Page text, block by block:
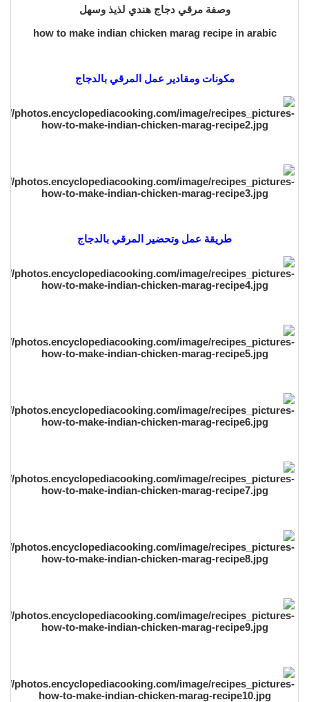
وصفة مرقي دجاج هندي لذيذ وسهل
how to make indian chicken marag recipe in arabic
مكونات ومقادير عمل المرقي بالدجاج
طريقة عمل وتحضير المرقي بالدجاج